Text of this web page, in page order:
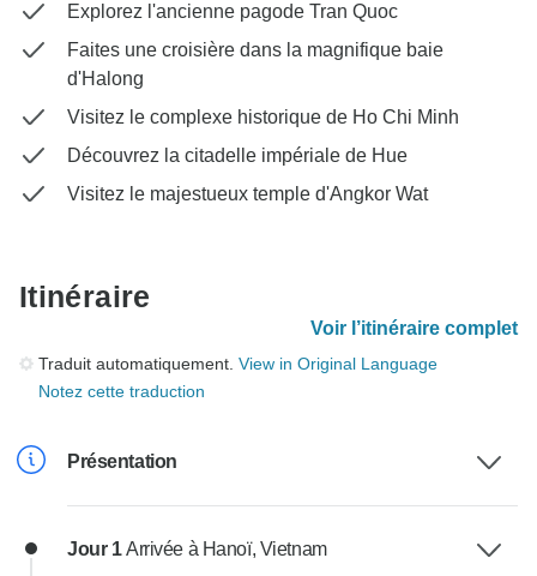
Explorez l'ancienne pagode Tran Quoc
Faites une croisière dans la magnifique baie
d'Halong
Visitez le complexe historique de Ho Chi Minh
Découvrez la citadelle impériale de Hue
Visitez le majestueux temple d'Angkor Wat
Itinéraire
Voir l’itinéraire complet
Traduit automatiquement. View in Original Language
Notez cette traduction
Présentation
Jour 1Arrivée à Hanoï, Vietnam